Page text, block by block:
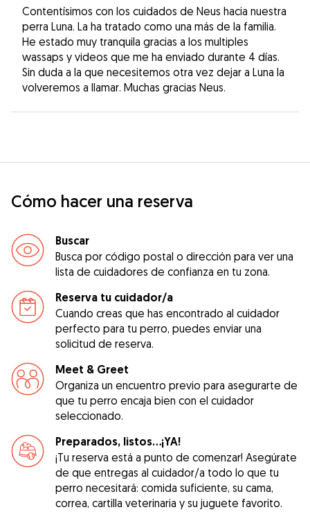
Contentísimos con los cuidados de Neus hacia nuestra
perra Luna. La ha tratado como una más de la familia.
He estado muy tranquila gracias a los multiples
wassaps y videos que me ha enviado durante 4 días.
Sin duda a la que necesitemos otra vez dejar a Luna la
volveremos a llamar. Muchas gracias Neus.
Cómo hacer una reserva
Buscar
Busca por código postal o dirección para ver una
lista de cuidadores de confianza en tu zona.
Reserva tu cuidador/a
Cuando creas que has encontrado al cuidador
perfecto para tu perro, puedes enviar una
solicitud de reserva.
Meet & Greet
Organiza un encuentro previo para asegurarte de
que tu perro encaja bien con el cuidador
seleccionado.
Preparados, listos...¡YA!
¡Tu reserva está a punto de comenzar! Asegúrate
de que entregas al cuidador/a todo lo que tu
perro necesitará: comida suficiente, su cama,
correa, cartilla veterinaria y su juguete favorito.